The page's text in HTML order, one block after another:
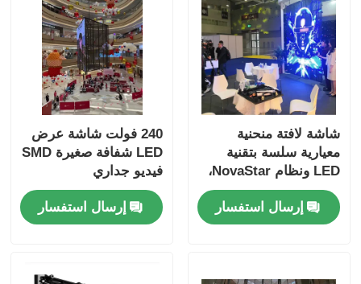
شاشة لافتة منحنية
معيارية سلسة بتقنية
LED ونظام NovaStar،
سطوع 6000 شمعة
إرسال استفسار
240 فولت شاشة عرض
LED شفافة صغيرة SMD
فيديو جداري
إرسال استفسار